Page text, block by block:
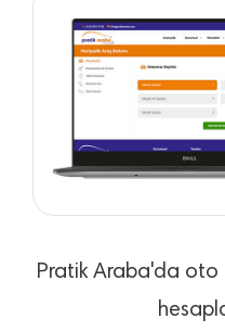
Pratik Araba'da oto